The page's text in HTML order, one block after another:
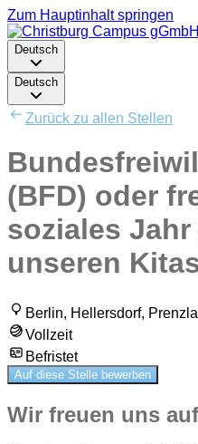
Zum Hauptinhalt springen
Deutsch
Deutsch
Zurück zu allen Stellen
(BFD) oder
soziales Jahr
unseren
Berlin, Hellersdorf,
Vollzeit
Befristet
Auf diese Stelle bewerben
Wir freuen uns